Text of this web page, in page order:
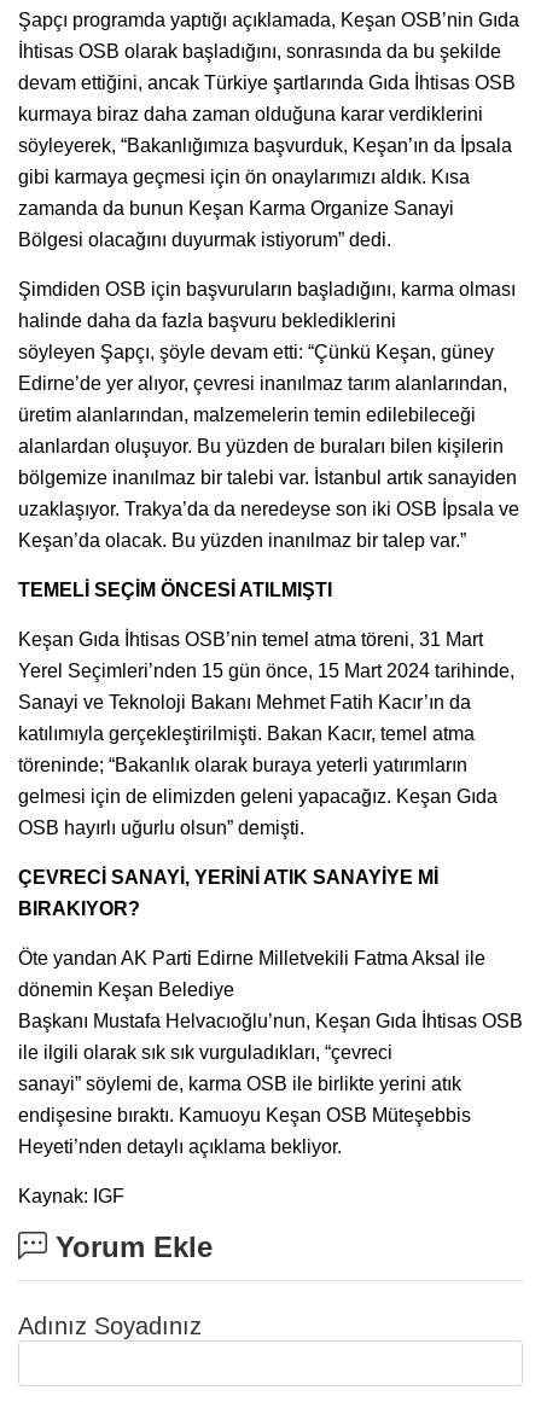
Şapçı programda yaptığı açıklamada, Keşan OSB’nin Gıda
İhtisas OSB olarak başladığını, sonrasında da bu şekilde
devam ettiğini, ancak Türkiye şartlarında Gıda İhtisas OSB
kurmaya biraz daha zaman olduğuna karar verdiklerini
söyleyerek, “Bakanlığımıza başvurduk, Keşan’ın da İpsala
gibi karmaya geçmesi için ön onaylarımızı aldık. Kısa
zamanda da bunun Keşan Karma Organize Sanayi
Bölgesi olacağını duyurmak istiyorum” dedi.
Şimdiden OSB için başvuruların başladığını, karma olması
halinde daha da fazla başvuru beklediklerini
söyleyen Şapçı, şöyle devam etti: “Çünkü Keşan, güney
Edirne’de yer alıyor, çevresi inanılmaz tarım alanlarından,
üretim alanlarından, malzemelerin temin edilebileceği
alanlardan oluşuyor. Bu yüzden de buraları bilen kişilerin
bölgemize inanılmaz bir talebi var. İstanbul artık sanayiden
uzaklaşıyor. Trakya’da da neredeyse son iki OSB İpsala ve
Keşan’da olacak. Bu yüzden inanılmaz bir talep var.”
TEMELİ SEÇİM ÖNCESİ ATILMIŞTI
Keşan Gıda İhtisas OSB’nin temel atma töreni, 31 Mart
Yerel Seçimleri’nden 15 gün önce, 15 Mart 2024 tarihinde,
Sanayi ve Teknoloji Bakanı Mehmet Fatih Kacır’ın da
katılımıyla gerçekleştirilmişti. Bakan Kacır, temel atma
töreninde; “Bakanlık olarak buraya yeterli yatırımların
gelmesi için de elimizden geleni yapacağız. Keşan Gıda
OSB hayırlı uğurlu olsun” demişti.
ÇEVRECİ SANAYİ, YERİNİ ATIK SANAYİYE Mİ
BIRAKIYOR?
Öte yandan AK Parti Edirne Milletvekili Fatma Aksal ile
dönemin Keşan Belediye
Başkanı Mustafa Helvacıoğlu’nun, Keşan Gıda İhtisas OSB
ile ilgili olarak sık sık vurguladıkları, “çevreci
sanayi” söylemi de, karma OSB ile birlikte yerini atık
endişesine bıraktı. Kamuoyu Keşan OSB Müteşebbis
Heyeti’nden detaylı açıklama bekliyor.
Kaynak: IGF
Yorum Ekle
Adınız Soyadınız